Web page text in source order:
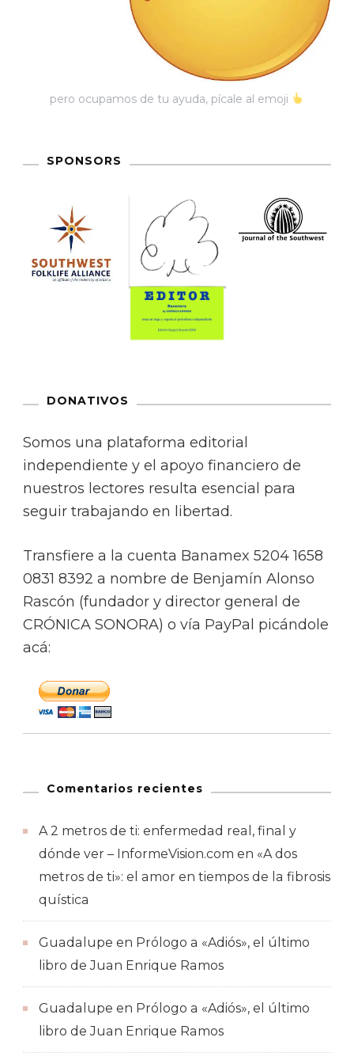
pero ocupamos de tu ayuda, pícale al emoji
SPONSORS
DONATIVOS
Somos una plataforma editorial
independiente y el apoyo financiero de
nuestros lectores resulta esencial para
seguir trabajando en libertad.
Transfiere a la cuenta Banamex 5204 1658
0831 8392 a nombre de Benjamín Alonso
Rascón (fundador y director general de
CRÓNICA SONORA) o vía PayPal picándole
acá:
Comentarios recientes
A 2 metros de ti: enfermedad real, final y
dónde ver – InformeVision.com en «A dos
metros de ti»: el amor en tiempos de la fibrosis
quística
Guadalupe en Prólogo a «Adiós», el último
libro de Juan Enrique Ramos
Guadalupe en Prólogo a «Adiós», el último
libro de Juan Enrique Ramos